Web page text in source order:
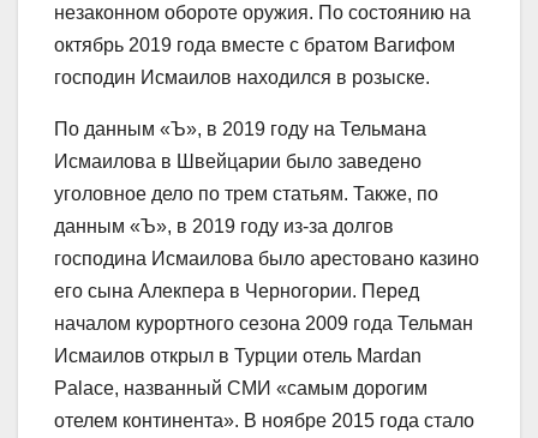
незаконном обороте оружия. По состоянию на
октябрь 2019 года вместе с братом Вагифом
господин Исмаилов находился в розыске.
По данным «Ъ», в 2019 году на Тельмана
Исмаилова в Швейцарии было заведено
уголовное дело по трем статьям. Также, по
данным «Ъ», в 2019 году из-за долгов
господина Исмаилова было арестовано казино
его сына Алекпера в Черногории. Перед
началом курортного сезона 2009 года Тельман
Исмаилов открыл в Турции отель Mardan
Palace, названный СМИ «самым дорогим
отелем континента». В ноябре 2015 года стало